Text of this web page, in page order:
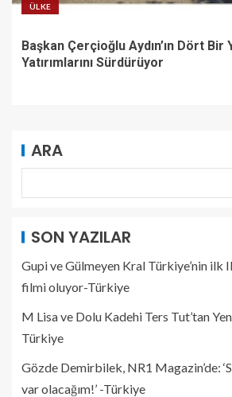
ÜLKE
Başkan Çerçioğlu Aydın’ın Dört Bir
Yatırımlarını Sürdürüyor
ARA
SON YAZILAR
Gupi ve Gülmeyen Kral Türkiye’nin
filmi oluyor-Türkiye
M Lisa ve Dolu Kadehi Ters Tut’tan
Türkiye
Gözde Demirbilek, NR1 Magazin’de:
var olacağım!’ -Türkiye